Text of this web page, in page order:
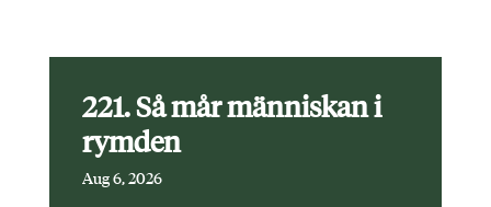
221. Så mår människan i
rymden
Aug 6, 2026